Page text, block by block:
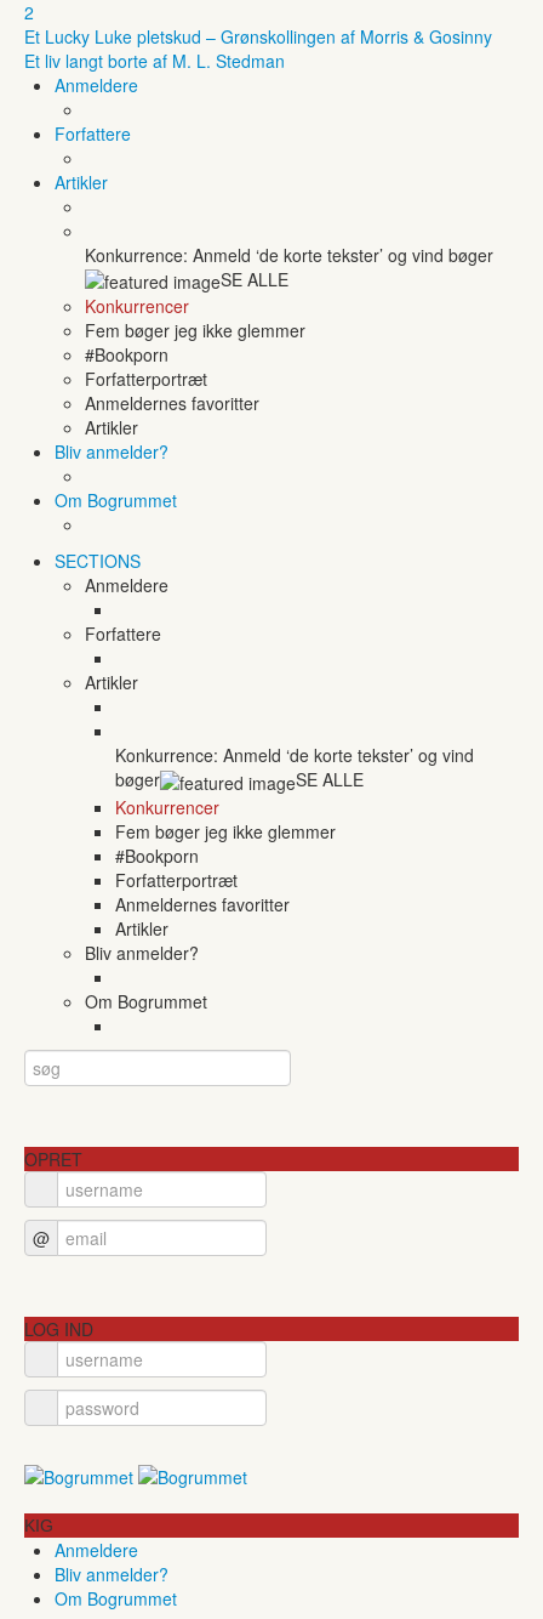
2
Et Lucky Luke pletskud – Grønskollingen af Morris & Gosinny
Et liv langt borte af M. L. Stedman
Anmeldere
Forfattere
Artikler
Konkurrence: Anmeld ‘de korte tekster’ og vind bøger
SE ALLE
Konkurrencer
Fem bøger jeg ikke glemmer
#Bookporn
Forfatterportræt
Anmeldernes favoritter
Artikler
Bliv anmelder?
Om Bogrummet
SECTIONS
Anmeldere
Forfattere
Artikler
Konkurrence: Anmeld ‘de korte tekster’ og vind
bøger
SE ALLE
Konkurrencer
Fem bøger jeg ikke glemmer
#Bookporn
Forfatterportræt
Anmeldernes favoritter
Artikler
Bliv anmelder?
Om Bogrummet
OPRET
@
LOG IND
KIG
Anmeldere
Bliv anmelder?
Om Bogrummet